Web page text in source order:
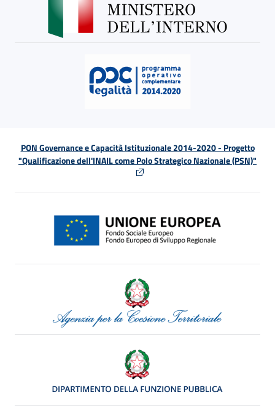
PON Governance e Capacità Istituzionale 2014-2020 - Progetto
"Qualificazione dell'INAIL come Polo Strategico Nazionale (PSN)"